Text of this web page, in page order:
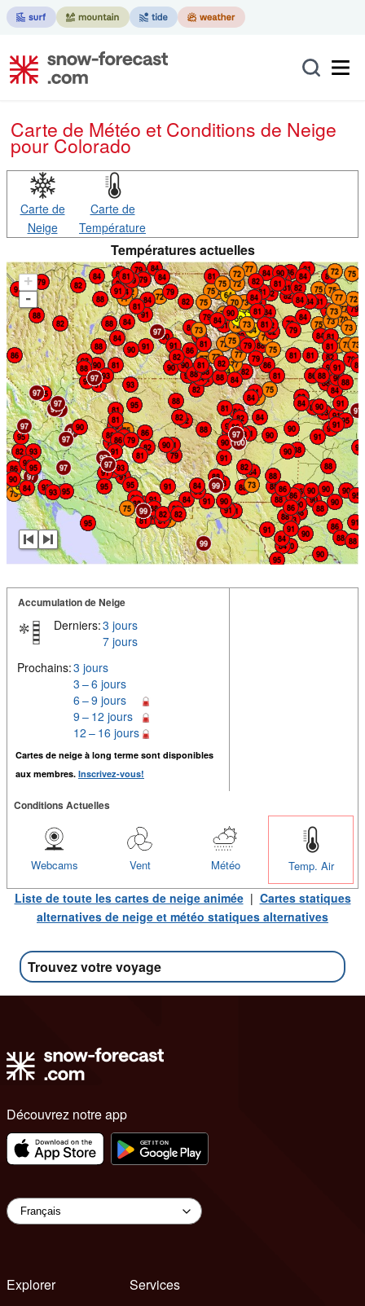
Carte de Météo et Conditions de Neige
pour Colorado
Carte de
Neige
Carte de
Température
Températures actuelles
+
-
Accumulation de Neige
Derniers:3 jours
7 jours
Prochains:3 jours
3 – 6 jours
6 – 9 jours
9 – 12 jours
12 – 16 jours
Cartes de neige à long terme sont disponibles
aux membres. Inscrivez-vous!
Conditions Actuelles
Temp. Air
Météo
Vent
Webcams
Liste de toute les cartes de neige animée| Cartes statiques
alternatives de neige et météo statiques alternatives
Trouvez votre voyage
Découvrez notre app
Explorer
Services